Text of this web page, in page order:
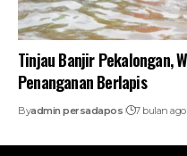
Tinjau Banjir Pekalongan,
Penanganan Berlapis
Byadmin persadapos 7 bulan ago